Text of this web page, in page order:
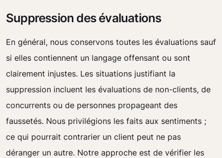
Suppression des évaluations
En général, nous conservons toutes les évaluations sauf
si elles contiennent un langage offensant ou sont
clairement injustes. Les situations justifiant la
suppression incluent les évaluations de non-clients, de
concurrents ou de personnes propageant des
faussetés. Nous privilégions les faits aux sentiments ;
ce qui pourrait contrarier un client peut ne pas
déranger un autre. Notre approche est de vérifier les